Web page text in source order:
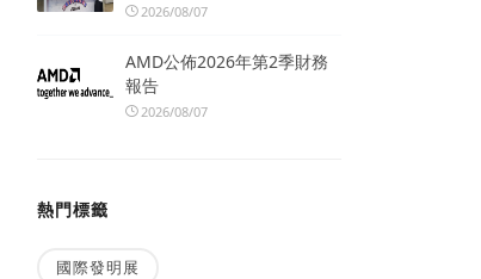
2026/08/07
AMD公佈2026年第2季財務
報告
2026/08/07
熱門標籤
國際發明展